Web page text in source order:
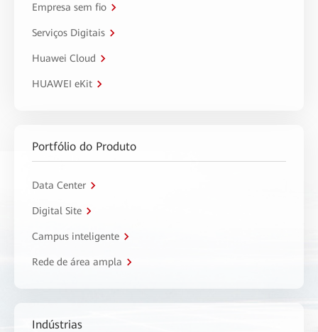
Empresa sem fio
Serviços Digitais
Huawei Cloud
HUAWEI eKit
Portfólio do Produto
Data Center
Digital Site
Campus inteligente
Rede de área ampla
Indústrias